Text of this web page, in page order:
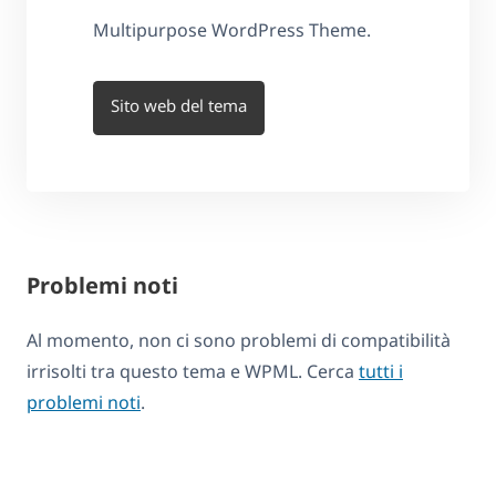
Multipurpose WordPress Theme.
Sito web del tema
Problemi noti
Al momento, non ci sono problemi di compatibilità
irrisolti tra questo tema e WPML. Cerca tutti i
problemi noti.